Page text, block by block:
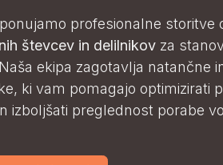
ponujamo profesionalne storitve
števcev in delilnikov za
ekipa zagotavlja natančne
ki vam pomagajo optimizirati
izboljšati preglednost porabe